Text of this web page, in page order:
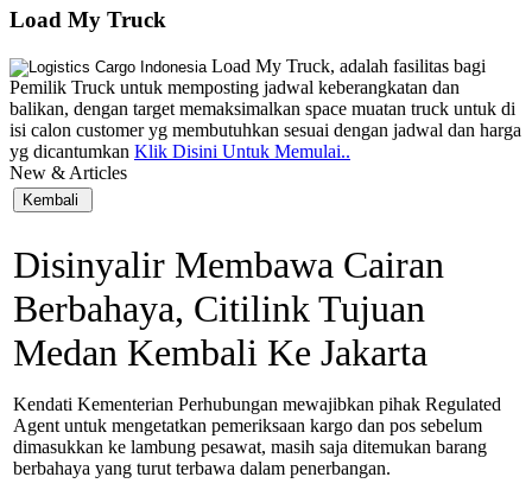
Load My Truck
Load My Truck, adalah fasilitas bagi
Pemilik Truck untuk memposting jadwal keberangkatan dan
balikan, dengan target memaksimalkan space muatan truck untuk di
isi calon customer yg membutuhkan sesuai dengan jadwal dan harga
yg dicantumkan Klik Disini Untuk Memulai..
New & Articles
Disinyalir Membawa Cairan
Berbahaya, Citilink Tujuan
Medan Kembali Ke Jakarta
Kendati Kementerian Perhubungan mewajibkan pihak Regulated
Agent untuk mengetatkan pemeriksaan kargo dan pos sebelum
dimasukkan ke lambung pesawat, masih saja ditemukan barang
berbahaya yang turut terbawa dalam penerbangan.